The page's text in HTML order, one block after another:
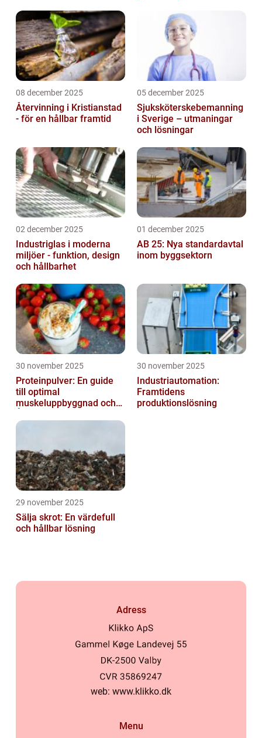
08 december 2025
Återvinning i Kristianstad
- för en hållbar framtid
05 december 2025
Sjuksköterskebemanning
i Sverige – utmaningar
och lösningar
02 december 2025
Industriglas i moderna
miljöer - funktion, design
och hållbarhet
01 december 2025
AB 25: Nya standardavtal
inom byggsektorn
30 november 2025
Proteinpulver: En guide
till optimal
muskeluppbyggnad och
30 november 2025
Industriautomation:
Framtidens
produktionslösning
29 november 2025
Sälja skrot: En värdefull
och hållbar lösning
Adress
web: www.klikko.dk
Menu